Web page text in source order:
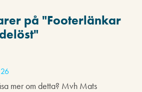
på "Footerlänkar
"
mer om detta? Mvh Mats